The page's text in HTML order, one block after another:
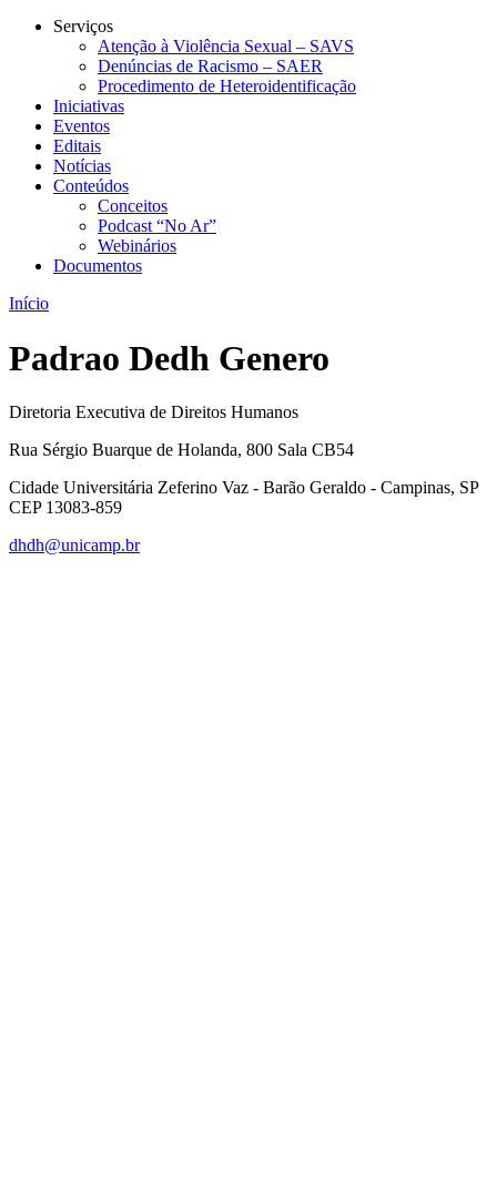
Serviços
Atenção à Violência Sexual – SAVS
Denúncias de Racismo – SAER
Procedimento de Heteroidentificação
Iniciativas
Eventos
Editais
Notícias
Conteúdos
Conceitos
Podcast “No Ar”
Webinários
Documentos
Início
Padrao Dedh Genero
Diretoria Executiva de Direitos Humanos
Rua Sérgio Buarque de Holanda, 800 Sala CB54
Cidade Universitária Zeferino Vaz - Barão Geraldo - Campinas, SP
CEP 13083-859
dhdh@unicamp.br